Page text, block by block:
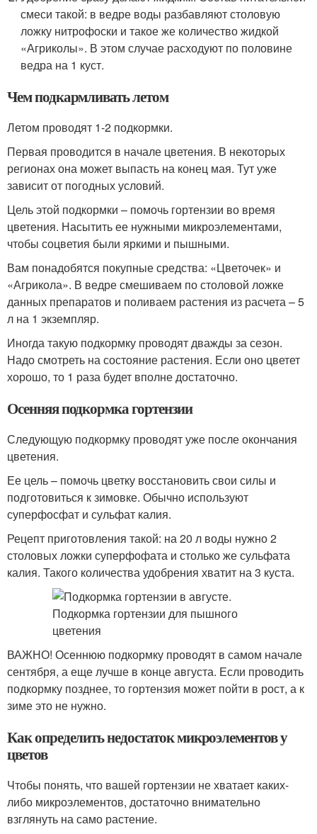
смеси такой: в ведре воды разбавляют столовую
ложку нитрофоски и такое же количество жидкой
«Агриколы». В этом случае расходуют по половине
ведра на 1 куст.
Чем подкармливать летом
Летом проводят 1-2 подкормки.
Первая проводится в начале цветения. В некоторых
регионах она может выпасть на конец мая. Тут уже
зависит от погодных условий.
Цель этой подкормки – помочь гортензии во время
цветения. Насытить ее нужными микроэлементами,
чтобы соцветия были яркими и пышными.
Вам понадобятся покупные средства: «Цветочек» и
«Агрикола». В ведре смешиваем по столовой ложке
данных препаратов и поливаем растения из расчета – 5
л на 1 экземпляр.
Иногда такую подкормку проводят дважды за сезон.
Надо смотреть на состояние растения. Если оно цветет
хорошо, то 1 раза будет вполне достаточно.
Осенняя подкормка гортензии
Следующую подкормку проводят уже после окончания
цветения.
Ее цель – помочь цветку восстановить свои силы и
подготовиться к зимовке. Обычно используют
суперфосфат и сульфат калия.
Рецепт приготовления такой: на 20 л воды нужно 2
столовых ложки суперфофата и столько же сульфата
калия. Такого количества удобрения хватит на 3 куста.
ВАЖНО! Осеннюю подкормку проводят в самом начале
сентября, а еще лучше в конце августа. Если проводить
подкормку позднее, то гортензия может пойти в рост, а к
зиме это не нужно.
Как определить недостаток микроэлементов у
цветов
Чтобы понять, что вашей гортензии не хватает каких-
либо микроэлементов, достаточно внимательно
взглянуть на само растение.